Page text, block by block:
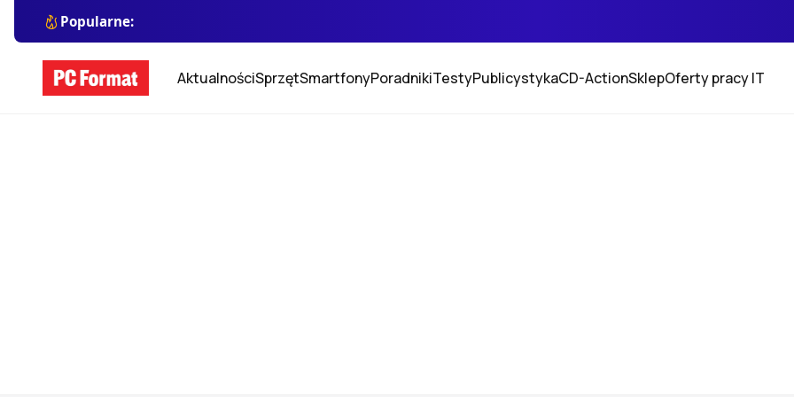
Popularne:
AktualnościSprzętSmartfonyPoradnikiTestyPublicystykaCD-ActionSklepOferty pracy IT